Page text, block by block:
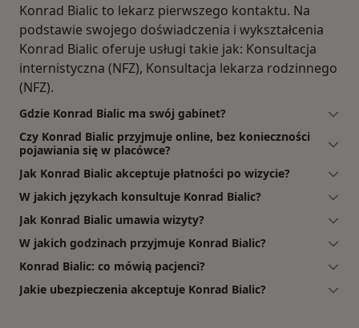
Konrad Bialic to lekarz pierwszego kontaktu. Na
podstawie swojego doświadczenia i wykształcenia
Konrad Bialic oferuje usługi takie jak: Konsultacja
internistyczna (NFZ), Konsultacja lekarza rodzinnego
(NFZ).
Gdzie Konrad Bialic ma swój gabinet?
Czy Konrad Bialic przyjmuje online, bez konieczności
pojawiania się w placówce?
Jak Konrad Bialic akceptuje płatności po wizycie?
W jakich językach konsultuje Konrad Bialic?
Jak Konrad Bialic umawia wizyty?
W jakich godzinach przyjmuje Konrad Bialic?
Konrad Bialic: co mówią pacjenci?
Jakie ubezpieczenia akceptuje Konrad Bialic?